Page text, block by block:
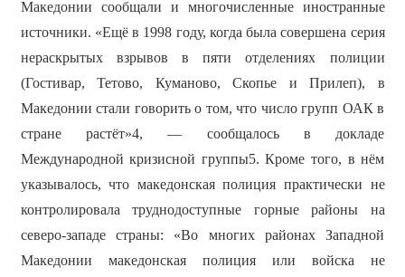
Македонии сообщали и многочисленные иностранные
источники. «Ещё в 1998 году, когда была совершена серия
нераскрытых взрывов в пяти отделениях полиции
(Гостивар, Тетово, Куманово, Скопье и Прилеп), в
Македонии стали говорить о том, что число групп ОАК в
стране растёт»4, — сообщалось в докладе
Международной кризисной группы5. Кроме того, в нём
указывалось, что македонская полиция практически не
контролировала труднодоступные горные районы на
северо-западе страны: «Во многих районах Западной
Македонии македонская полиция или войска не